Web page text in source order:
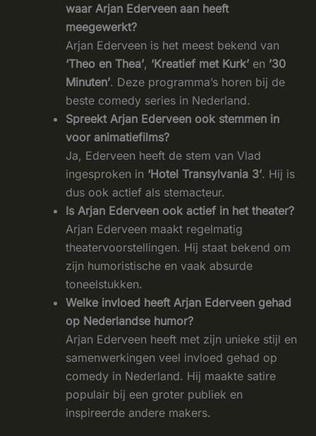
waar Arjan Ederveen aan heeft
meegewerkt?
Arjan Ederveen is het meest bekend van
‘Theo en Thea’, ‘Kreatief met Kurk’en ’30
Minuten’. Deze programma’s horen bij de
beste comedy series in Nederland.
Spreekt Arjan Ederveen ook stemmen in
voor animatiefilms?
Ja, Ederveen heeft de stem van Vlad
ingesproken in ‘Hotel Transylvania 3’. Hij is
dus ook actief als stemacteur.
Is Arjan Ederveen ook actief in het theater?
Arjan Ederveen maakt regelmatig
theatervoorstellingen. Hij staat bekend om
zijn humoristische en vaak absurde
toneelstukken.
Welke invloed heeft Arjan Ederveen gehad
op Nederlandse humor?
Arjan Ederveen heeft met zijn unieke stijl en
samenwerkingen veel invloed gehad op
comedy in Nederland. Hij maakte satire
populair bij een groter publiek en
inspireerde andere makers.